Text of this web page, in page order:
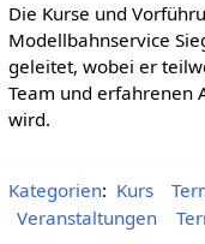
Die Kurse und
Modellbahnservice
geleitet, wobei er
Team und erfahrenen
wird.
Kategorien: Kurs
Veranstaltungen